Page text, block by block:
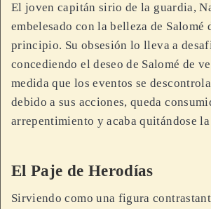
El joven capitán sirio de la guardia,
embelesado con la belleza de Salomé
principio. Su obsesión lo lleva a
concediendo el deseo de Salomé de
medida que los eventos se
debido a sus acciones, queda
arrepentimiento y acaba quitándose
El Paje de Herodías
Sirviendo como una figura